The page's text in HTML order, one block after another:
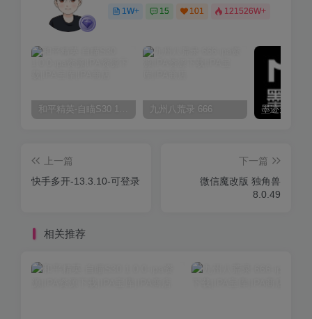
1W+ 15 101 121526W+
九州八荒录 666
上一篇
快手多开-13.3.10-可登录
下一篇
微信魔改版 独角兽
8.0.49
相关推荐